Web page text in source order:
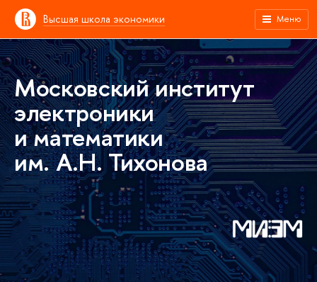
Высшая школа экономики Меню
Московский институт
электроники
и математики
им. А.Н. Тихонова